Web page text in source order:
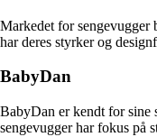
Markedet for sengevugger
har deres styrker og
BabyDan
BabyDan er kendt for sine
sengevugger har fokus på